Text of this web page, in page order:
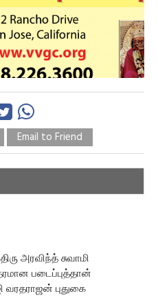
Email to Friend
அரவிந்த் சுவாமி
படைப்புத்தான்
புதுகை